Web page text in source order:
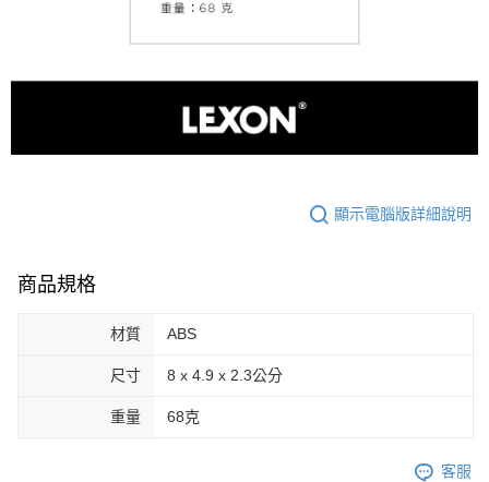
顯示電腦版詳細說明
商品規格
材質 ABS
尺寸 8 x 4.9 x 2.3公分
重量 68克
客服